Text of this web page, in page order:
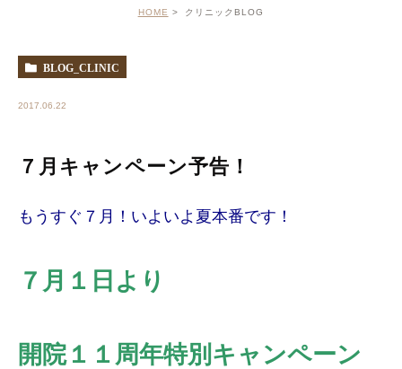
HOME クリニックBLOG
BLOG_CLINIC
2017.06.22
７月キャンペーン予告！
もうすぐ７月！いよいよ夏本番です！
７月１日より
開院１１周年特別キャンペーン